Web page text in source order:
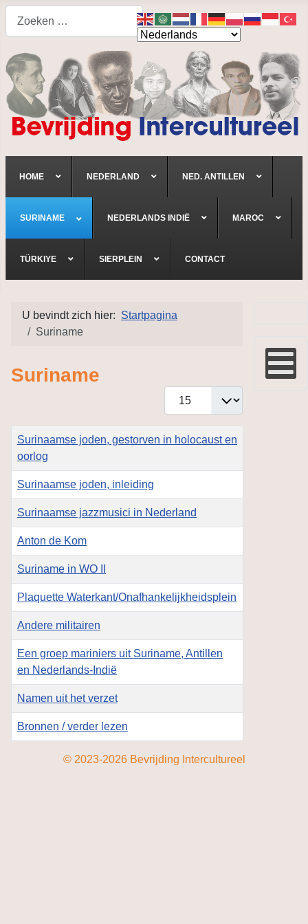
HOME NEDERLAND NED. ANTILLEN
SURINAME NEDERLANDS INDIË MAROC
TÜRKIYE SIERPLEIN CONTACT
U bevindt zich hier: Startpagina
Suriname
Suriname
Toon #
Titel
Surinaamse joden, gestorven in holocaust en
oorlog
Surinaamse joden, inleiding
Surinaamse jazzmusici in Nederland
Anton de Kom
Suriname in WO II
Plaquette Waterkant/Onafhankelijkheidsplein
Andere militairen
Een groep mariniers uit Suriname, Antillen
en Nederlands-Indië
Namen uit het verzet
Bronnen / verder lezen
© 2023-2026 Bevrijding Intercultureel